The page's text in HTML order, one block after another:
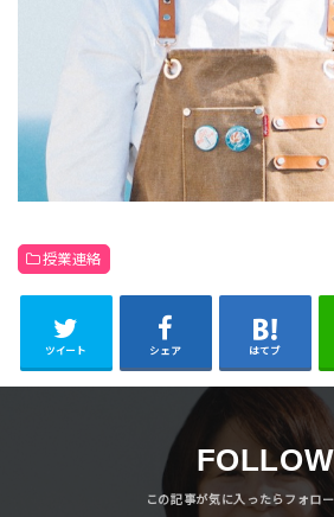
授業連絡
ツイート シェア はてブ
FOLLOW